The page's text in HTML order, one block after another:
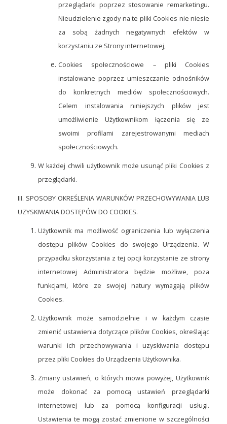
przeglądarki poprzez stosowanie remarketingu.
Nieudzielenie zgody na te pliki Cookies nie niesie
za sobą żadnych negatywnych efektów w
korzystaniu ze Strony internetowej,
Cookies społecznościowe – pliki Cookies
instalowane poprzez umieszczanie odnośników
do konkretnych mediów społecznościowych.
Celem instalowania niniejszych plików jest
umożliwienie Użytkownikom łączenia się ze
swoimi profilami zarejestrowanymi mediach
społecznościowych.
W każdej chwili użytkownik może usunąć pliki Cookies z
przeglądarki.
III. SPOSOBY OKREŚLENIA WARUNKÓW PRZECHOWYWANIA LUB
UZYSKIWANIA DOSTĘPÓW DO COOKIES.
Użytkownik ma możliwość ograniczenia lub wyłączenia
dostępu plików Cookies do swojego Urządzenia. W
przypadku skorzystania z tej opcji korzystanie ze strony
internetowej Administratora będzie możliwe, poza
funkcjami, które ze swojej natury wymagają plików
Cookies.
Użytkownik może samodzielnie i w każdym czasie
zmienić ustawienia dotyczące plików Cookies, określając
warunki ich przechowywania i uzyskiwania dostępu
przez pliki Cookies do Urządzenia Użytkownika.
Zmiany ustawień, o których mowa powyżej, Użytkownik
może dokonać za pomocą ustawień przeglądarki
internetowej lub za pomocą konfiguracji usługi.
Ustawienia te mogą zostać zmienione w szczególności